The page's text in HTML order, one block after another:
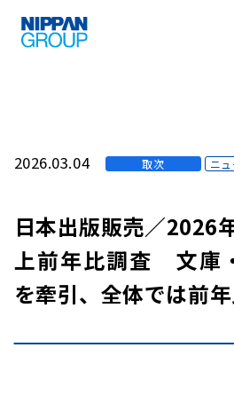
2026.03.04 取次 ニ
日本出版販売／
上前年比調査 文庫
を牽引、全体では前